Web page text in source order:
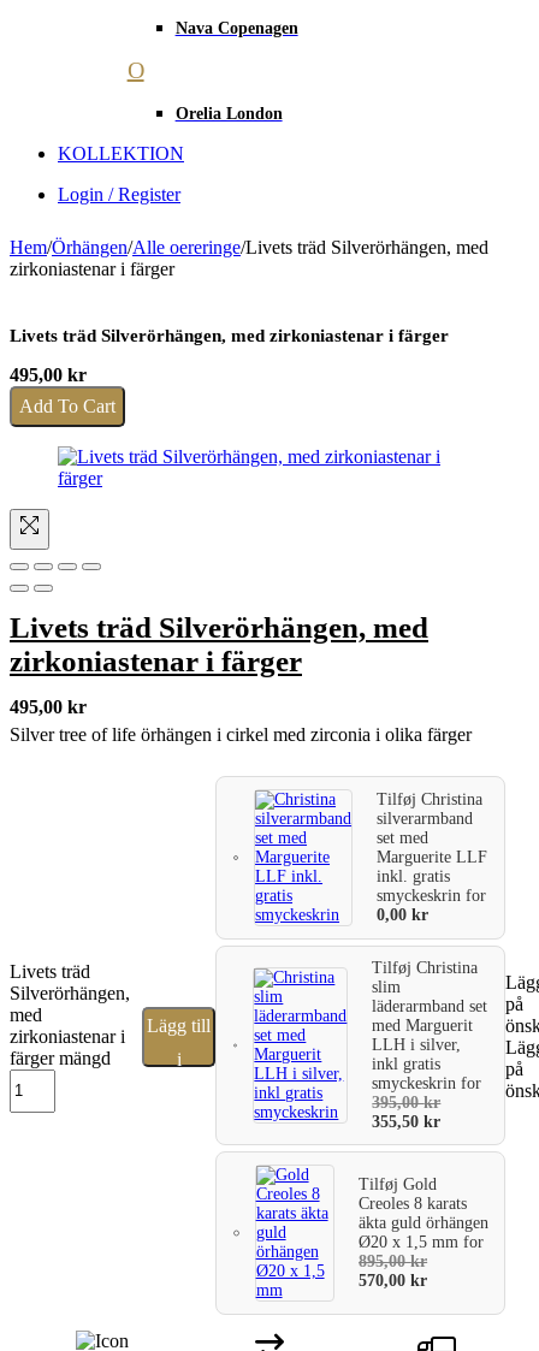
Nava Copenagen
O
Orelia London
KOLLEKTION
Login / Register
Hem/Örhängen/Alle oereringe/Livets träd Silverörhängen, med
zirkoniastenar i färger
Livets träd Silverörhängen, med zirkoniastenar i färger
495,00 kr
Add To Cart
Livets träd Silverörhängen, med
zirkoniastenar i färger
495,00 kr
Silver tree of life örhängen i cirkel med zirconia i olika färger
Livets träd
Silverörhängen,
med
zirkoniastenar i
färger mängd
Lägg till
i
TilføjChristina
silverarmband
set med
Marguerite LLF
inkl. gratis
smyckeskrinfor
0,00kr
TilføjChristina
slim
läderarmband set
med Marguerit
LLH i silver,
inkl gratis
smyckeskrinfor
395,00kr
355,50kr
TilføjGold
Creoles 8 karats
äkta guld örhängen
Ø20 x 1,5 mmfor
895,00kr
570,00kr
på
på